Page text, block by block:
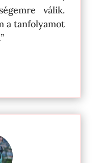
válik.
a tanfolyamot